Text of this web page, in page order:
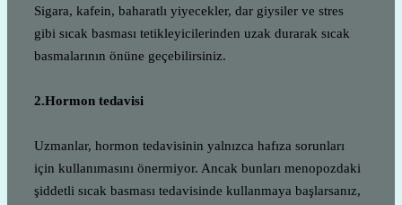
Sigara, kafein, baharatlı yiyecekler, dar giysiler ve stres
gibi sıcak basması tetikleyicilerinden uzak durarak sıcak
basmalarının önüne geçebilirsiniz.
2.Hormon tedavisi
Uzmanlar, hormon tedavisinin yalnızca hafıza sorunları
için kullanımasını önermiyor. Ancak bunları menopozdaki
şiddetli sıcak basması tedavisinde kullanmaya başlarsanız,